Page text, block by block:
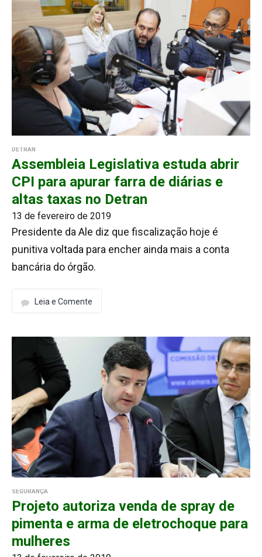
DETRAN
Assembleia Legislativa estuda abrir
CPI para apurar farra de diárias e
altas taxas no Detran
13 de fevereiro de 2019
Presidente da Ale diz que fiscalização hoje é
punitiva voltada para encher ainda mais a conta
bancária do órgão.
Leia e Comente
SEGURANÇA
Projeto autoriza venda de spray de
pimenta e arma de eletrochoque para
mulheres